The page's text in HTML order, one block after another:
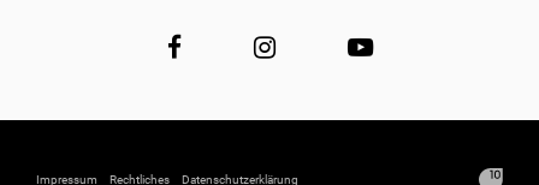
Impressum Rechtliches Datenschutzerklärung